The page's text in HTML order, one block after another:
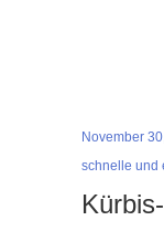
November
schnelle und